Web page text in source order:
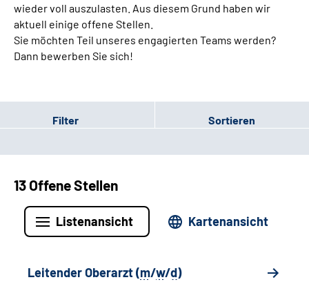
wieder voll auszulasten. Aus diesem Grund haben wir
aktuell einige offene Stellen.
Sie möchten Teil unseres engagierten Teams werden?
Dann bewerben Sie sich!
Filter Sortieren
13 Offene Stellen
Listenansicht Kartenansicht
Leitender Oberarzt (m/w/d)